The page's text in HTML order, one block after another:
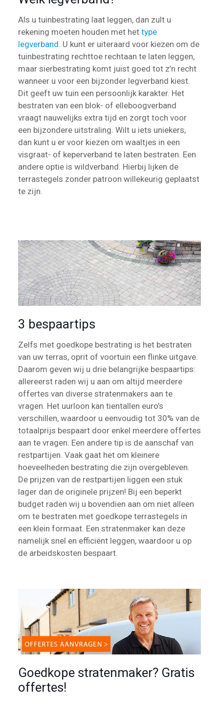
Als u tuinbestrating laat leggen, dan zult u
rekening moeten houden met het type
legverband. U kunt er uiteraard voor kiezen om de
tuinbestrating rechttoe rechtaan te laten leggen,
maar sierbestrating komt juist goed tot z’n recht
wanneer u voor een bijzonder legverband kiest.
Dit geeft uw tuin een persoonlijk karakter. Het
bestraten van een blok- of elleboogverband
vraagt nauwelijks extra tijd en zorgt toch voor
een bijzondere uitstraling. Wilt u iets uniekers,
dan kunt u er voor kiezen om waaltjes in een
visgraat- of keperverband te laten bestraten. Een
andere optie is wildverband. Hierbij lijken de
terrastegels zonder patroon willekeurig geplaatst
te zijn.
3 bespaartips
Zelfs met goedkope bestrating is het bestraten
van uw terras, oprit of voortuin een flinke uitgave.
Daarom geven wij u drie belangrijke bespaartips:
allereerst raden wij u aan om altijd meerdere
offertes van diverse stratenmakers aan te
vragen. Het uurloon kan tientallen euro’s
verschillen, waardoor u eenvoudig tot 30% van de
totaalprijs bespaart door enkel meerdere offertes
aan te vragen. Een andere tip is de aanschaf van
restpartijen. Vaak gaat het om kleinere
hoeveelheden bestrating die zijn overgebleven.
De prijzen van de restpartijen liggen een stuk
lager dan de originele prijzen! Bij een beperkt
budget raden wij u bovendien aan om niet alleen
om te bestraten met goedkope terrastegels in
een klein formaat. Een stratenmaker kan deze
namelijk snel en efficiënt leggen, waardoor u op
de arbeidskosten bespaart.
Goedkope stratenmaker? Gratis
offertes!